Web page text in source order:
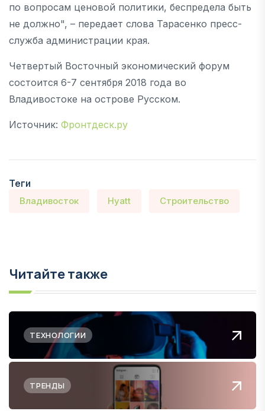
по вопросам ценовой политики, беспредела быть
не должно", – передает слова Тарасенко пресс-
служба администрации края.
Четвертый Восточный экономический форум
состоится 6-7 сентября 2018 года во
Владивостоке на острове Русском.
Источник: Фронтдеск.ру
Теги
Владивосток Hyatt Строительство
Читайте также
ТЕХНОЛОГИИ
ТРЕНДЫ